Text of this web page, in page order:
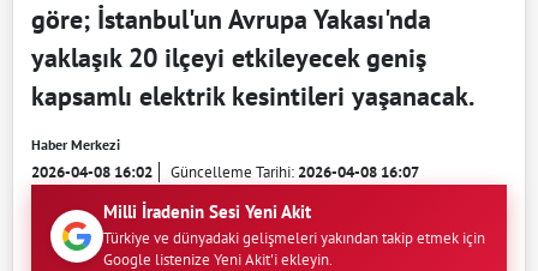
göre; İstanbul'un Avrupa Yakası'nda
yaklaşık 20 ilçeyi etkileyecek geniş
kapsamlı elektrik kesintileri yaşanacak.
Haber Merkezi
2026-04-08 16:02 Güncelleme Tarihi:2026-04-08 16:07
Milli İradenin Sesi Yeni Akit
Türkiye ve dünyadaki gelişmeleri yakından takip etmek için
Google listenize Yeni Akit'i ekleyin.